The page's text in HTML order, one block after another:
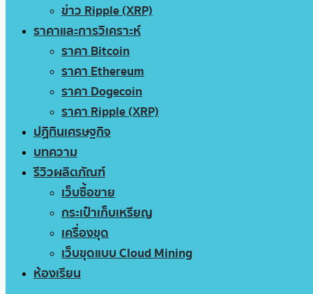
ข่าว Ripple (XRP)
ราคาและการวิเคราะห์
ราคา Bitcoin
ราคา Ethereum
ราคา Dogecoin
ราคา Ripple (XRP)
ปฏิทินเศรษฐกิจ
บทความ
รีวิวผลิตภัณฑ์
เว็บซื้อขาย
กระเป๋าเก็บเหรียญ
เครื่องขุด
เว็บขุดแบบ Cloud Mining
ห้องเรียน